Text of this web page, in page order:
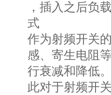
，插入之后负
式
作为射频开关
感、寄生电阻
行衰减和降低
此对于射频开